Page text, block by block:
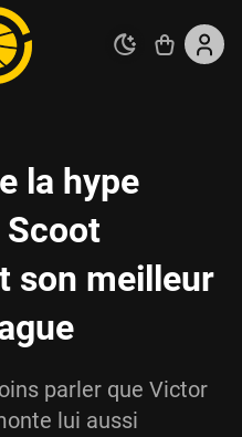
la hype
Scoot
son meilleur
parler que Victor
lui aussi